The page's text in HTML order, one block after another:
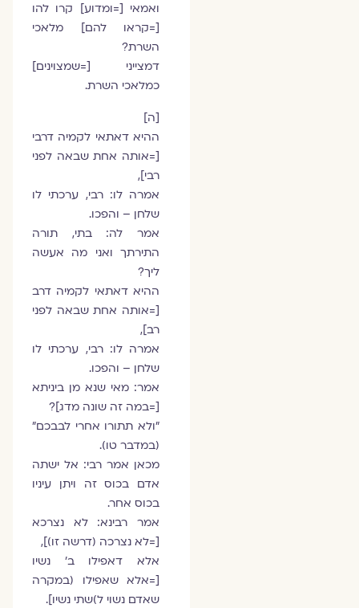
ואמאי [=ומדוע] קרו להו
[=קראו להם] מלאכי
השרת?
דמצייני [=שמצוינים]
כמלאכי השרת.
[ה]
ההיא דאתאי לקמיה דרבי
[=אותה אחת שבאה לפני
רבי],
אמרה לו: רבי, ערכתי לו
שלחן – והפכו.
אמר לה: בתי, תורה
התירתך ואני מה אעשה
ליך?
ההיא דאתאי לקמיה דרב
[=אותה אחת שבאה לפני
רב],
אמרה לו: רבי, ערכתי לו
שלחן – והפכו.
אמר: מאי שנא מן ביניתא
[=במה זה שונה מדג]?
"ולא תתורו אחרי לבבכם"
(במדבר טו).
מכאן אמר רבי: אל ישתה
אדם בכוס זה ויתן עיניו
בכוס אחר.
אמר רבינא: לא נצרכא
[=לא נצרכה (דרשה זו)],
אלא דאפילו ב' נשיו
[=אלא שאפילו (במקרה
שאדם נשוי ל)שתי נשיו].